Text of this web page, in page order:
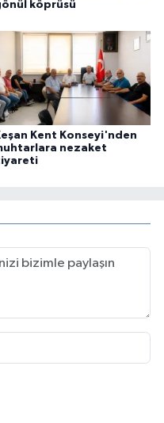
köprüsü
Kent Konseyi'nden
nezaket